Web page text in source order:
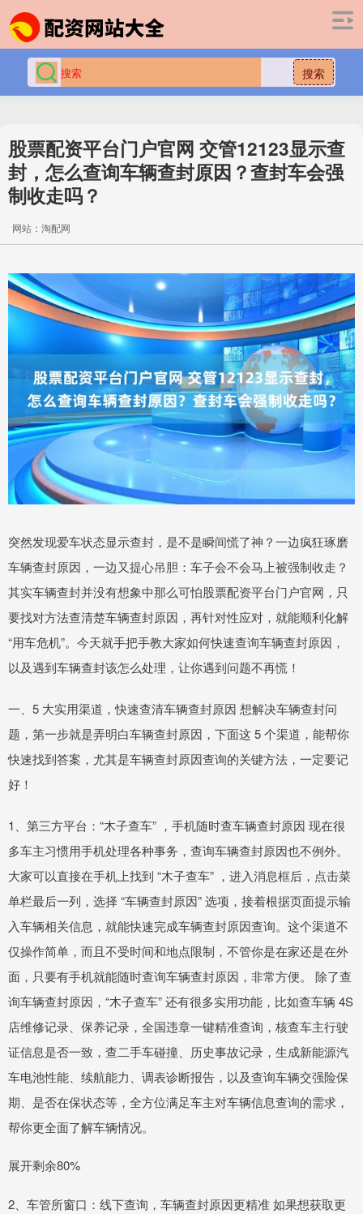
搜索
股票配资平台门户官网 交管12123显示查
封，怎么查询车辆查封原因？查封车会强
制收走吗？
网站：淘配网
突然发现爱车状态显示查封，是不是瞬间慌了神？一边疯狂琢磨
车辆查封原因，一边又提心吊胆：车子会不会马上被强制收走？
其实车辆查封并没有想象中那么可怕股票配资平台门户官网，只
要找对方法查清楚车辆查封原因，再针对性应对，就能顺利化解
“用车危机”。今天就手把手教大家如何快速查询车辆查封原因，
以及遇到车辆查封该怎么处理，让你遇到问题不再慌！
一、5 大实用渠道，快速查清车辆查封原因 想解决车辆查封问
题，第一步就是弄明白车辆查封原因，下面这 5 个渠道，能帮你
快速找到答案，尤其是车辆查封原因查询的关键方法，一定要记
好！
1、第三方平台：“木子查车” ，手机随时查车辆查封原因 现在很
多车主习惯用手机处理各种事务，查询车辆查封原因也不例外。
大家可以直接在手机上找到 “木子查车” ，进入消息框后，点击菜
单栏最后一列，选择 “车辆查封原因” 选项，接着根据页面提示输
入车辆相关信息，就能快速完成车辆查封原因查询。这个渠道不
仅操作简单，而且不受时间和地点限制，不管你是在家还是在外
面，只要有手机就能随时查询车辆查封原因，非常方便。 除了查
询车辆查封原因，“木子查车” 还有很多实用功能，比如查车辆 4S
店维修记录、保养记录，全国违章一键精准查询，核查车主行驶
证信息是否一致，查二手车碰撞、历史事故记录，生成新能源汽
车电池性能、续航能力、调表诊断报告，以及查询车辆交强险保
期、是否在保状态等，全方位满足车主对车辆信息查询的需求，
帮你更全面了解车辆情况。
展开剩余80%
2、车管所窗口：线下查询，车辆查封原因更精准 如果想获取更